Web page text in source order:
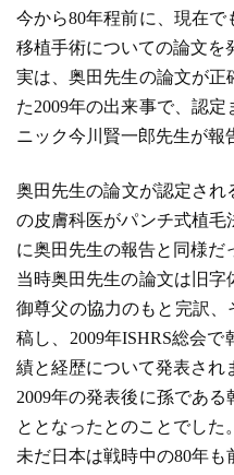
今から80年程前に、現在
移植手術についての論文を
実は、奥田先生の論文が正
た2009年の出来事で、認
ニック今川賢一郎先生が報
奥田先生の論文が認定され
の皮膚科医がパンチ式植毛
に奥田先生の報告と同様だ
当時奥田先生の論文は旧
御尊父の協力のもと完訳、
稿し、2009年ISHRS総会
績と経歴について発表され
2009年の発表後に孫であ
ととなったとのことでした。
未だ日本は戦時中の80年